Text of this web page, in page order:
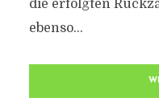
die erfolgten
ebenso...